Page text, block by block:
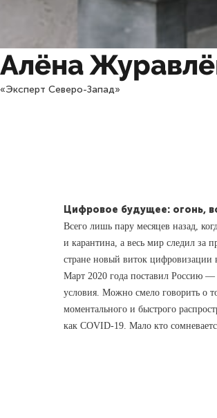
Алёна
«Эксперт Северо-Запад»
Цифровое будущее: огонь,
Всего лишь пару месяцев назад,
и карантина, а весь мир следил за
стране новый виток цифровизации
Март 2020 года поставил Россию
условия. Можно смело говорить о
моментального и быстрого
как COVID-19. Мало кто